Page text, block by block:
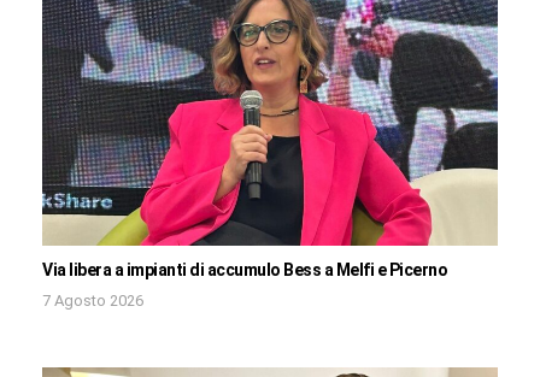
Via libera a impianti di accumulo Bess a Melfi e Picerno
7 Agosto 2026